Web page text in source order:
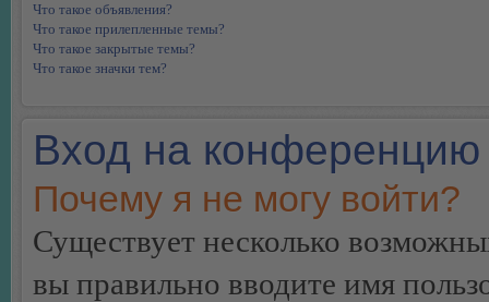
Что такое объявления?
Что такое прилепленные темы?
Что такое закрытые темы?
Что такое значки тем?
Вход на конференцию
Почему я не могу войти?
Существует несколько
вы правильно вводите имя